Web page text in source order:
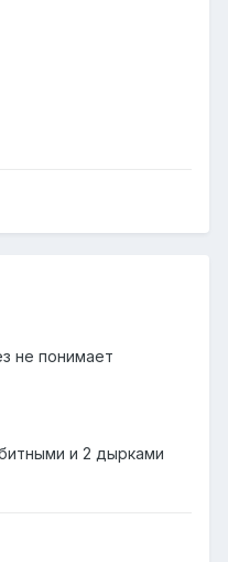
не понимает
и 2 дырками